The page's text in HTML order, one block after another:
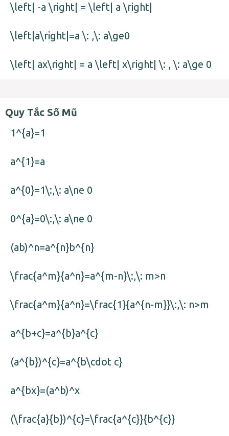
\left| -a \right| = \left| a \right|
\left|a\right|=a \: ,\: a\ge0
\left| ax\right| = a \left| x\right| \: , \: a\ge 0
Quy Tắc Số Mũ
1^{a}=1
a^{1}=a
a^{0}=1\:,\: a\ne 0
0^{a}=0\:,\: a\ne 0
(ab)^n=a^{n}b^{n}
\frac{a^m}{a^n}=a^{m-n}\:,\: m>n
\frac{a^m}{a^n}=\frac{1}{a^{n-m}}\:,\: n>m
a^{b+c}=a^{b}a^{c}
(a^{b})^{c}=a^{b\cdot c}
a^{bx}=(a^b)^x
(\frac{a}{b})^{c}=\frac{a^{c}}{b^{c}}